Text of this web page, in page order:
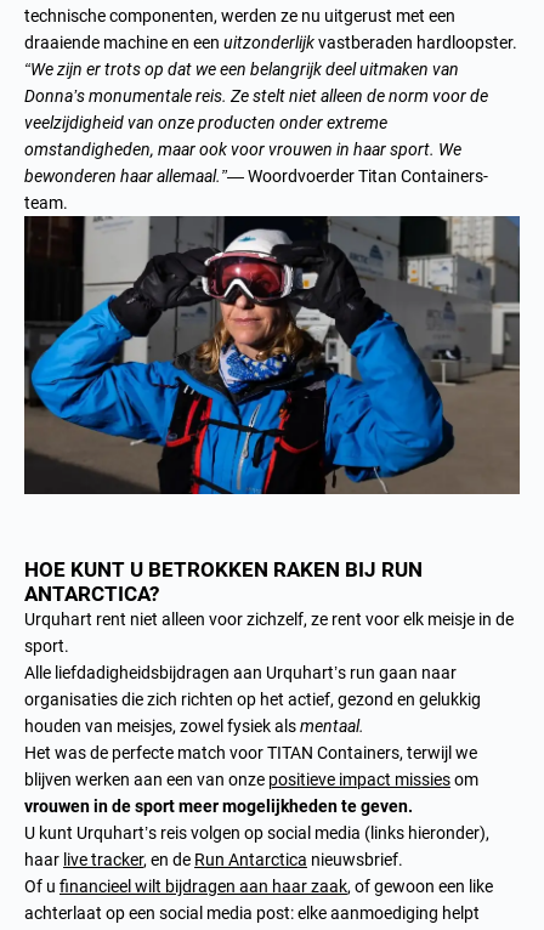
technische componenten, werden ze nu uitgerust met een
draaiende machine en een uitzonderlijkvastberaden hardloopster.
“We zijn er trots op dat we een belangrijk deel uitmaken van
Donna’s monumentale reis. Ze stelt niet alleen de norm voor de
veelzijdigheid van onze producten onder extreme
omstandigheden, maar ook voor vrouwen in haar sport. We
bewonderen haar allemaal.”— Woordvoerder Titan Containers-
team.
HOE KUNT U BETROKKEN RAKEN BIJ RUN
ANTARCTICA?
Urquhart rent niet alleen voor zichzelf, ze rent voor elk meisje in de
sport.
Alle liefdadigheidsbijdragen aan Urquhart’s run gaan naar
organisaties die zich richten op het actief, gezond en gelukkig
houden van meisjes, zowel fysiek alsmentaal.
Het was de perfecte match voor TITAN Containers, terwijl we
blijven werken aan een van onze positieve impact missiesom
vrouwen in de sport meer mogelijkheden te geven.
U kunt Urquhart’s reis volgen op social media (links hieronder),
haar live tracker, en de Run Antarctica nieuwsbrief.
Of u financieel wilt bijdragen aan haar zaak, of gewoon een like
achterlaat op een social media post: elke aanmoediging helpt